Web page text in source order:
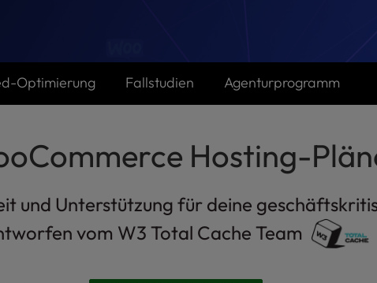
Optimierung Fallstudien Agenturprogramm
Hosting-
und Unterstützung für deine
vom W3 Total Cache Team